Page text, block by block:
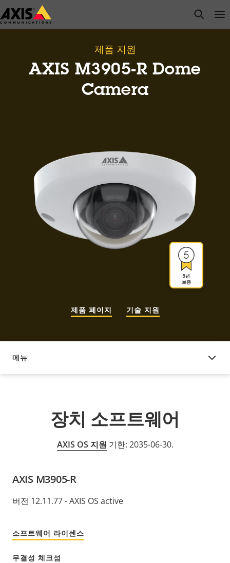
주
요
open
제품 지원
AXIS M3905-R Dome
Camera
5년
보증
제품 페이지 기술 지원
메뉴
장치 소프트웨어
장치 소프트웨어
AXIS OS 지원 기한: 2035-06-30.
AXIS M3905-R
버전 12.11.77 - AXIS OS active
소프트웨어 라이센스
무결성 체크섬